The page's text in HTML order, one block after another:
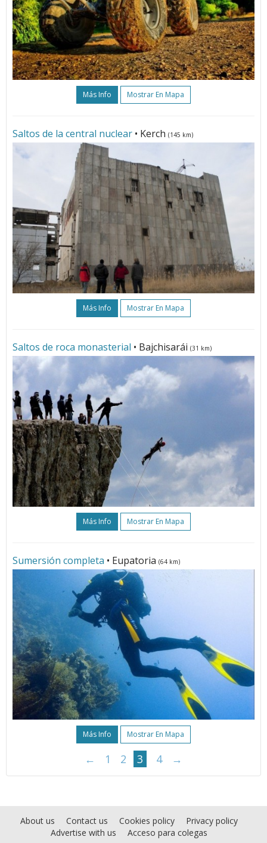
Más Info Mostrar En Mapa
Saltos de la central nuclear • Kerch (145 km)
Más Info Mostrar En Mapa
Saltos de roca monasterial • Bajchisarái (31 km)
Más Info Mostrar En Mapa
Sumersión completa • Eupatoria (64 km)
Más Info Mostrar En Mapa
← 1 2 3 4 →
About us Contact us Cookies policy
Privacy policy
Advertise with us
Acceso para colegas